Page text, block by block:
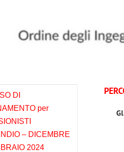
DI
per
– DICEMBRE
2024